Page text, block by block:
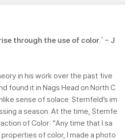
through the use of color.' - J
in his work over the past five
found it in Nags Head on North C
sense of solace. Sternfeld’s im
a season. At the time, Sternfe
of Color: “Any time that I sa
of color, I made a photo